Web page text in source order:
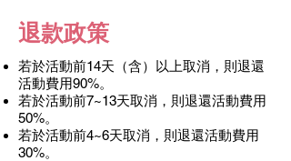
退款政策
若於活動前14天（含）以上取消，則退還
活動費用90%。
若於活動前7~13天取消，則退還活動費用
50%。
若於活動前4~6天取消，則退還活動費用
30%。